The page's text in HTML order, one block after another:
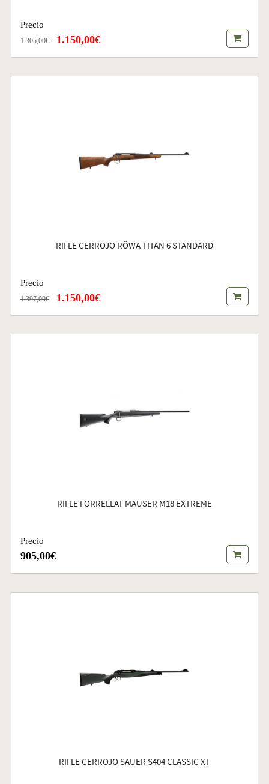
Precio
1.305,00€ 1.150,00€
RIFLE CERROJO RÖWA TITAN 6 STANDARD
Precio
1.397,00€ 1.150,00€
RIFLE FORRELLAT MAUSER M18 EXTREME
Precio
905,00€
RIFLE CERROJO SAUER S404 CLASSIC XT